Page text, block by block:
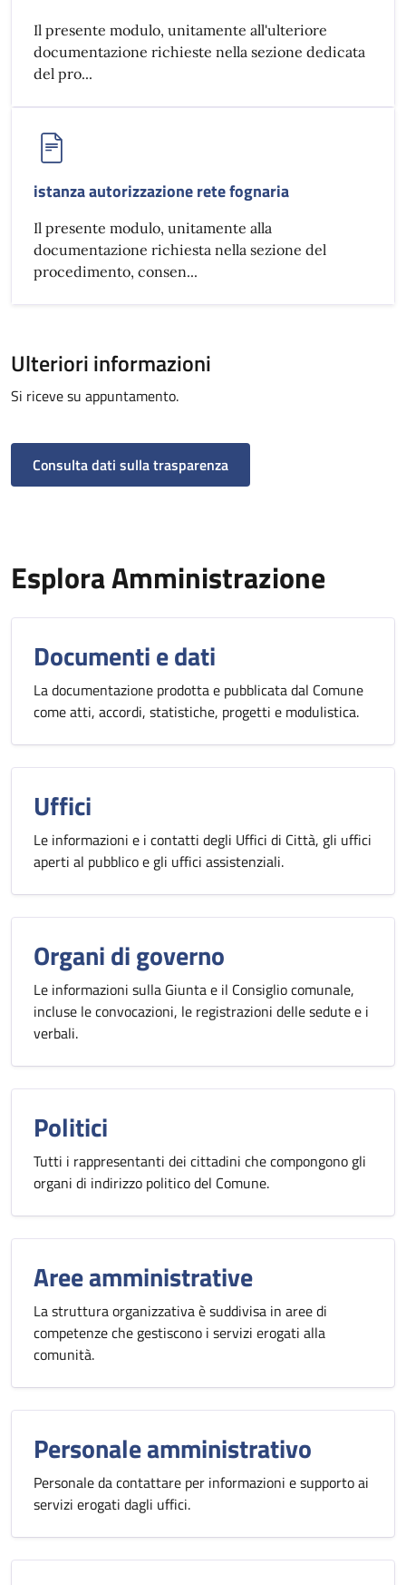
Il presente modulo, unitamente all'ulteriore
documentazione richieste nella sezione dedicata
del pro...
istanza autorizzazione rete fognaria
Il presente modulo, unitamente alla
documentazione richiesta nella sezione del
procedimento, consen...
Ulteriori informazioni
Si riceve su appuntamento.
Consulta dati sulla trasparenza
Esplora Amministrazione
Documenti e dati
La documentazione prodotta e pubblicata dal Comune
come atti, accordi, statistiche, progetti e modulistica.
Uffici
Le informazioni e i contatti degli Uffici di Città, gli uffici
aperti al pubblico e gli uffici assistenziali.
Organi di governo
Le informazioni sulla Giunta e il Consiglio comunale,
incluse le convocazioni, le registrazioni delle sedute e i
verbali.
Politici
Tutti i rappresentanti dei cittadini che compongono gli
organi di indirizzo politico del Comune.
Aree amministrative
La struttura organizzativa è suddivisa in aree di
competenze che gestiscono i servizi erogati alla
comunità.
Personale amministrativo
Personale da contattare per informazioni e supporto ai
servizi erogati dagli uffici.